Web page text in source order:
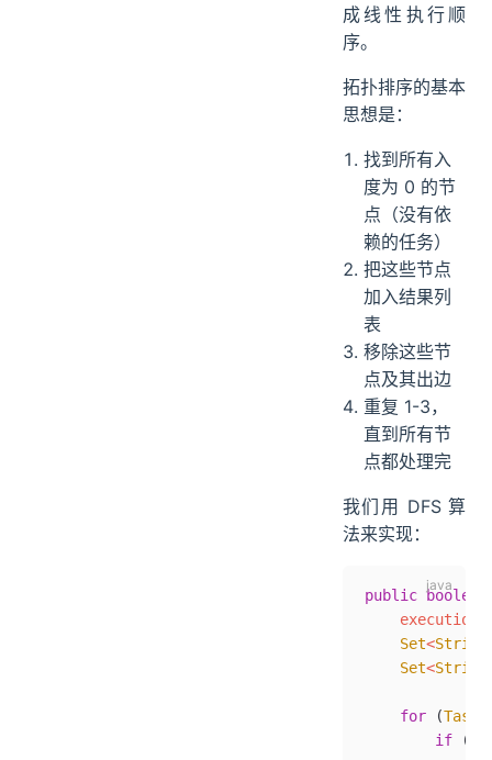
成线性执行顺
序。
拓扑排序的基本
思想是：
找到所有入
度为 0 的节
点（没有依
赖的任务）
把这些节点
加入结果列
表
移除这些节
点及其出边
重复 1-3，
直到所有节
点都处理完
我们用 DFS 算
法来实现：
public boolean
    Set
<String
    Set
<String
    for
(Task
        if
(